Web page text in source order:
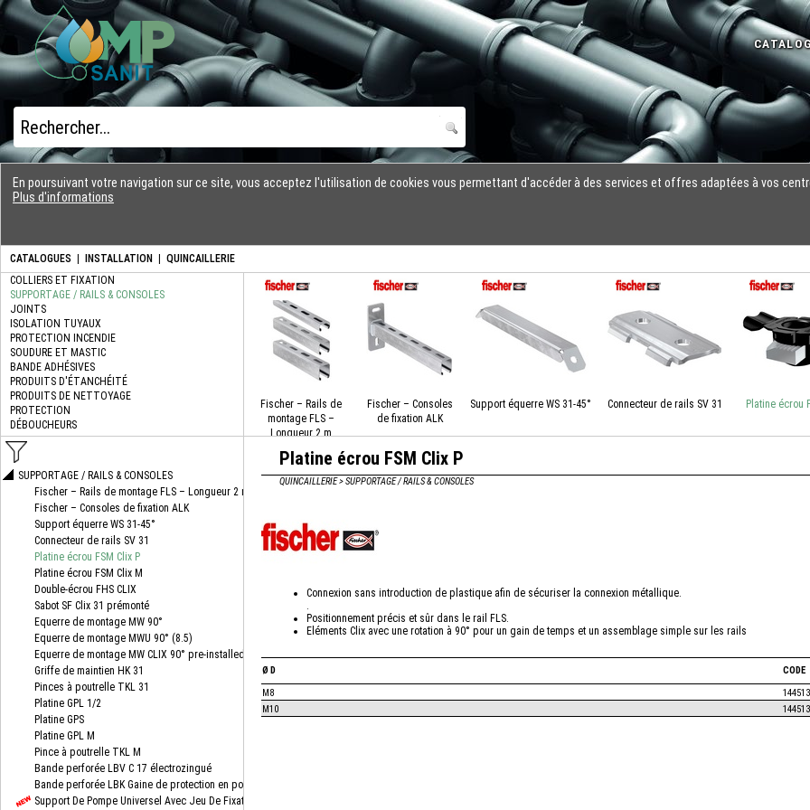
CATALOGUES INSTALLATION QUINCAILLERIE
En poursuivant votre navigation sur ce site, vous acceptez l'utilisation de cookies vous permettant d'accéder à des services et offres adaptées à vos
Plus d'informations
Fischer – Rails de
montage FLS –
Longueur 2 m
Fischer – Consoles
de fixation ALK
Support équerre WS 31-45° Connecteur de rails SV 31 Platine écrou